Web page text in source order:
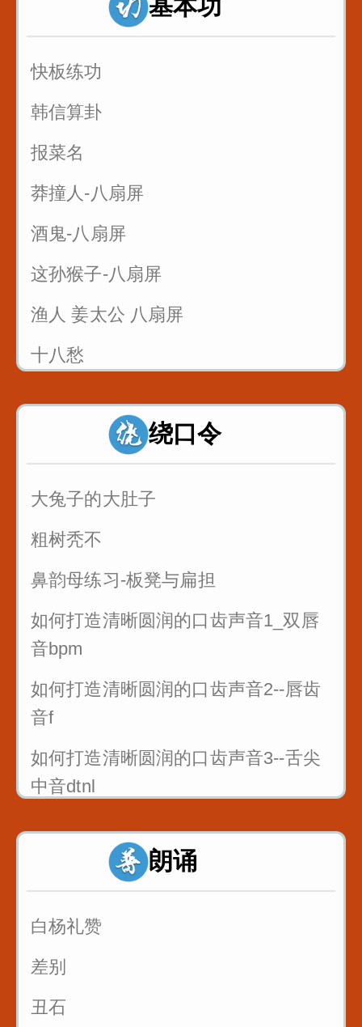
基本功
快板练功
韩信算卦
报菜名
莽撞人-八扇屏
酒鬼-八扇屏
这孙猴子-八扇屏
渔人 姜太公 八扇屏
十八愁
诸葛亮 八扇屏 绕口令
大兔子的大肚子
粗树秃不
鼻韵母练习-板凳与扁担
如何打造清晰圆润的口齿声音1_双唇
音bpm
如何打造清晰圆润的口齿声音2--唇齿
音f
如何打造清晰圆润的口齿声音3--舌尖
中音dtnl
1_双唇音bpm_八百标兵奔北坡
2_唇齿音f_粉红凤凰
朗诵
白杨礼赞
差别
丑石